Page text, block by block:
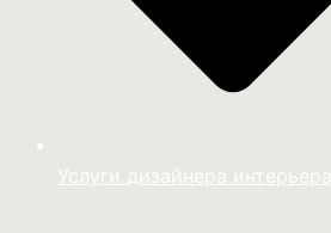
Услуги дизайнера интерьера